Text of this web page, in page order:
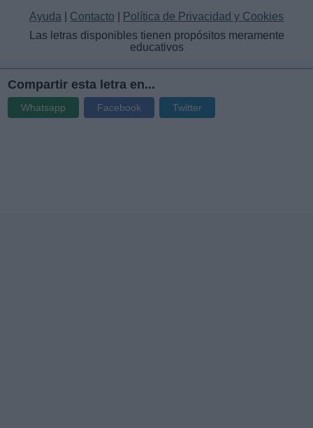
Ayuda Contacto
Política de Privacidad y Cookies
Las letras disponibles tienen propósitos meramente
educativos
Compartir esta letra en...
Whatsapp Facebook Twitter